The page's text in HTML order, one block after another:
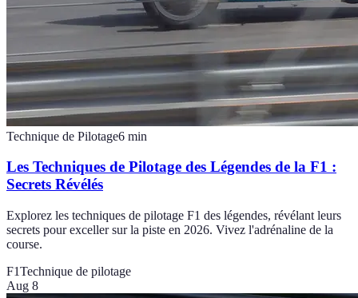
Technique de Pilotage6 min
Les Techniques de Pilotage des Légendes de la F1 :
Secrets Révélés
Explorez les techniques de pilotage F1 des légendes, révélant leurs
secrets pour exceller sur la piste en 2026. Vivez l'adrénaline de la
course.
F1Technique de pilotage
Aug 8